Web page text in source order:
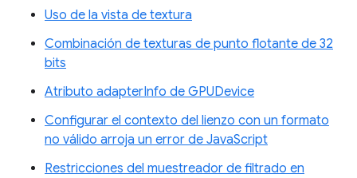
Uso de la vista de textura
Combinación de texturas de punto flotante de 32
bits
Atributo adapterInfo de GPUDevice
Configurar el contexto del lienzo con un formato
no válido arroja un error de JavaScript
Restricciones del muestreador de filtrado en